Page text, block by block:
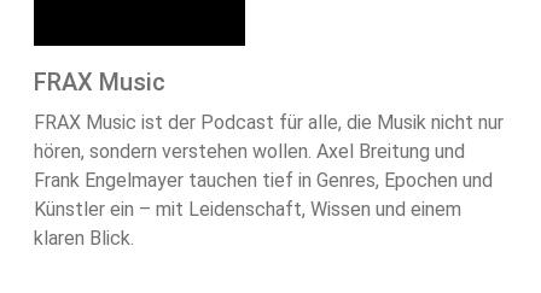
FRAX Music
FRAX Music ist der Podcast für alle, die Musik nicht nur
hören, sondern verstehen wollen. Axel Breitung und
Frank Engelmayer tauchen tief in Genres, Epochen und
Künstler ein – mit Leidenschaft, Wissen und einem
klaren Blick.